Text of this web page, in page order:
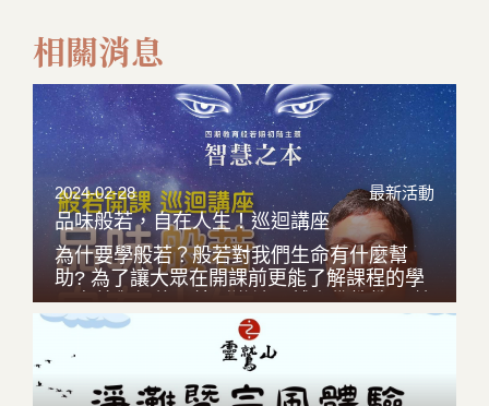
相關消息
2024-02-28 最新活動
品味般若，自在人生！巡迴講座
為什要學般若？般若對我們生命有什麼幫
助? 為了讓大眾在開課前更能了解課程的學
習意義與價值，特別邀請靈鷲山佛教教團 檀
講師陳松根，展開全國各據點巡迴講座，邀
請您跟著阿根師兄一起走入上師胸懷，品味
般若法喜，從空性智慧中，活出屬於你的自
在人生！